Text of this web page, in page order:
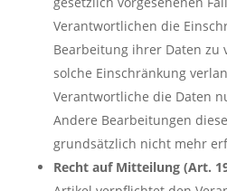
Verantwortlichen die
Bearbeitung ihrer Daten zu
solche Einschränkung
Verantwortliche die Daten
Andere Bearbeitungen
grundsätzlich nicht mehr
Recht auf Mitteilung (Art. 19